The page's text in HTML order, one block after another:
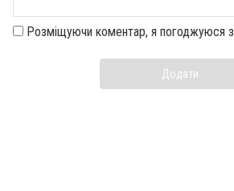
Розміщуючи коментар, я погоджуюся з
Додати